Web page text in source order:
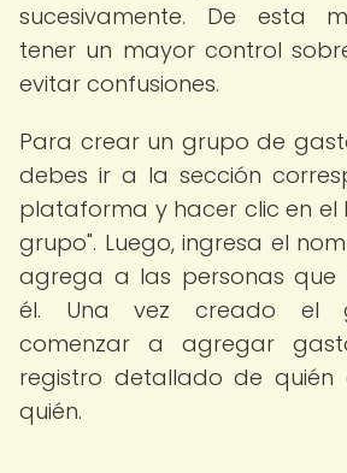
sucesivamente. De esta
tener un mayor control
evitar confusiones.
Para crear un grupo de
debes ir a la sección
plataforma y hacer clic en el
grupo". Luego, ingresa el
agrega a las personas que
él. Una vez creado el
comenzar a agregar
registro detallado de
quién.